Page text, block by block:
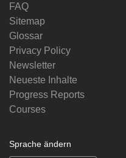
FAQ
Sitemap
Glossar
Privacy Policy
Newsletter
Neueste Inhalte
Progress Reports
Courses
Sprache ändern